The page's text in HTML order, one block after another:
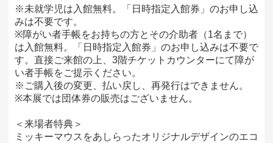
※未就学児は入館無料。「日時指定入館券」のお申し込
みは不要です。
※障がい者手帳をお持ちの方とその介助者（1名まで）
は入館無料。「日時指定入館券」のお申し込みは不要で
す。直接ご来館の上、3階チケットカウンターにて障が
い者手帳をご提示ください。
※ご購入後の変更、払い戻し、再発行はできません。
※本展では団体券の販売はございません。
＜来場者特典＞
ミッキーマウスをあしらったオリジナルデザインのエコ